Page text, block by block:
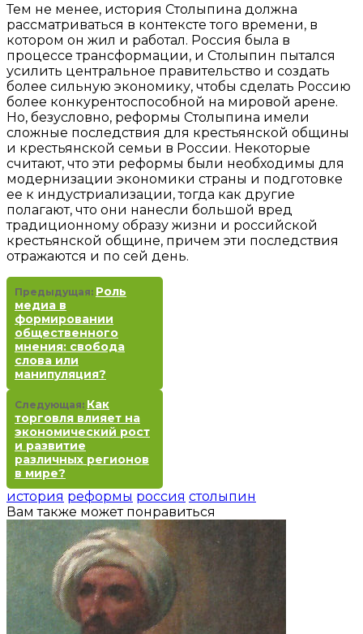
Тем не менее, история Столыпина должна
рассматриваться в контексте того времени, в
котором он жил и работал. Россия была в
процессе трансформации, и Столыпин пытался
усилить центральное правительство и создать
более сильную экономику, чтобы сделать Россию
более конкурентоспособной на мировой арене.
Но, безусловно, реформы Столыпина имели
сложные последствия для крестьянской общины
и крестьянской семьи в России. Некоторые
считают, что эти реформы были необходимы для
модернизации экономики страны и подготовке
ее к индустриализации, тогда как другие
полагают, что они нанесли большой вред
традиционному образу жизни и российской
крестьянской общине, причем эти последствия
отражаются и по сей день.
Предыдущая: Роль
медиа в
формировании
общественного
мнения: свобода
слова или
манипуляция?
Следующая: Как
торговля влияет на
экономический рост
и развитие
различных регионов
в мире?
история реформы россия столыпин
Вам также может понравиться